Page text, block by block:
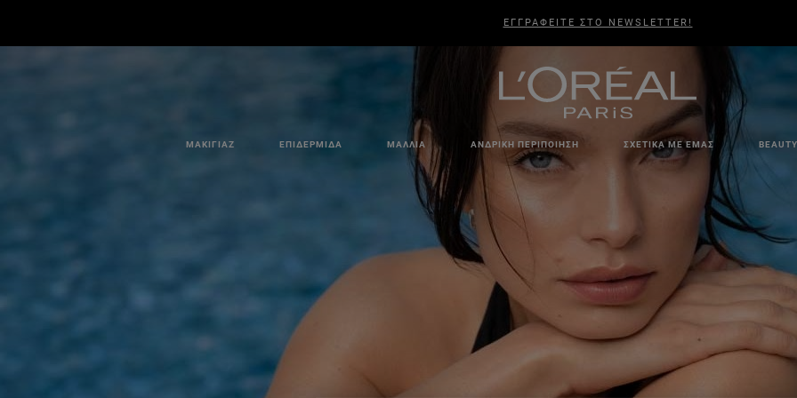
ΕΓΓΡΑΦΕΙΤΕ ΣΤΟ NEWSLETTER!
ΜΑΚΙΓΙΆΖ ΕΠΙΔΕΡΜΊΔΑ ΜΑΛΛΙΆ ΑΝΔΡΙΚΉ ΠΕΡΙΠΟΊΗΣΗ ΣΧΕΤΙΚΆ ΜΕ ΕΜΆΣ